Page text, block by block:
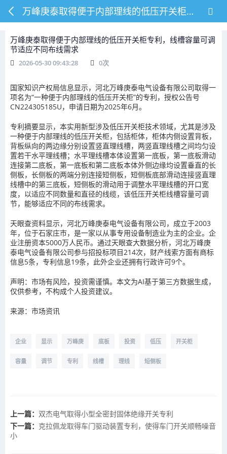
万峰庚泰取得便于内部理线的低压开关柜专利，线槽容量可调节适应不同布线需求
万峰庚泰取得便于内部理线的低压开关柜专利，线槽容量可调
节适应不同布线需求
2026-05-30 09:43:28 0次
国家知识产权局信息显示，河北万峰庚泰电气设备有限公司取得一
项名为“一种便于内部理线的低压开关柜”的专利，授权公告号
CN224305185U，申请日期为2025年6月。
专利摘要显示，本实用新型涉及低压开关柜技术领域，尤其是涉及
一种便于内部理线的低压开关柜，包括柜体，柜体内侧设置背板，
背板纵向的两边缘分别设置竖直理线槽，两竖直理线槽之间均匀设
置若干水平理线槽；水平理线槽本体设置第一底板，第一底板滑动
连接第二底板，第一底板和第二底板本体外侧边缘均设置垂直的长
侧板，长侧板的两端分别连接短侧板，短侧板底部滑动连接竖直理
线槽中的第三底板，短侧板的滑动用于调整水平理线槽的开口宽
度，以适应不同数量和直径的线缆，该低压开关柜线槽容量可调
节，能够适应不同的布线需求。
天眼查资料显示，河北万峰庚泰电气设备有限公司，成立于2003
年，位于石家庄市，是一家以从事专用设备制造业为主的企业。企
业注册资本5000万人民币。通过天眼查大数据分析，河北万峰庚
泰电气设备有限公司参与招投标项目214次，财产线索方面有商标
信息5条，专利信息19条，此外企业还拥有行政许可9个。
声明：市场有风险，投资需谨慎。本文为AI基于第三方数据生成，
仅供参考，不构成个人投资建议。
来源：市场资讯
企业 显示 万峰庚 底板 投资 低压 开关柜
容量 调节 专利 线槽 理线 短侧板
上一篇： 双杰电气取得小型全密封固体绝缘开关专利
下一篇： 克拉佩龙取得车门驱动装置专利，使得车门开关顺畅噪音
小